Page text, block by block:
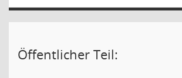
Öffentlicher Teil: